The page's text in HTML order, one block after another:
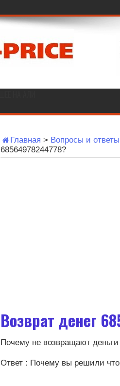
Главная > Вопросы и ответы
68564978244778?
Возврат денег
Почему не возвращают
Ответ : Почему вы решили